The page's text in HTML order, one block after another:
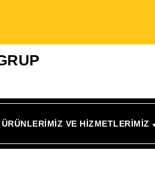
ÜRÜNLERIMIZ VE HIZMETLERIMIZ